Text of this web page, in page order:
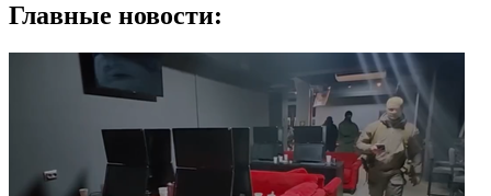
Главные новости: